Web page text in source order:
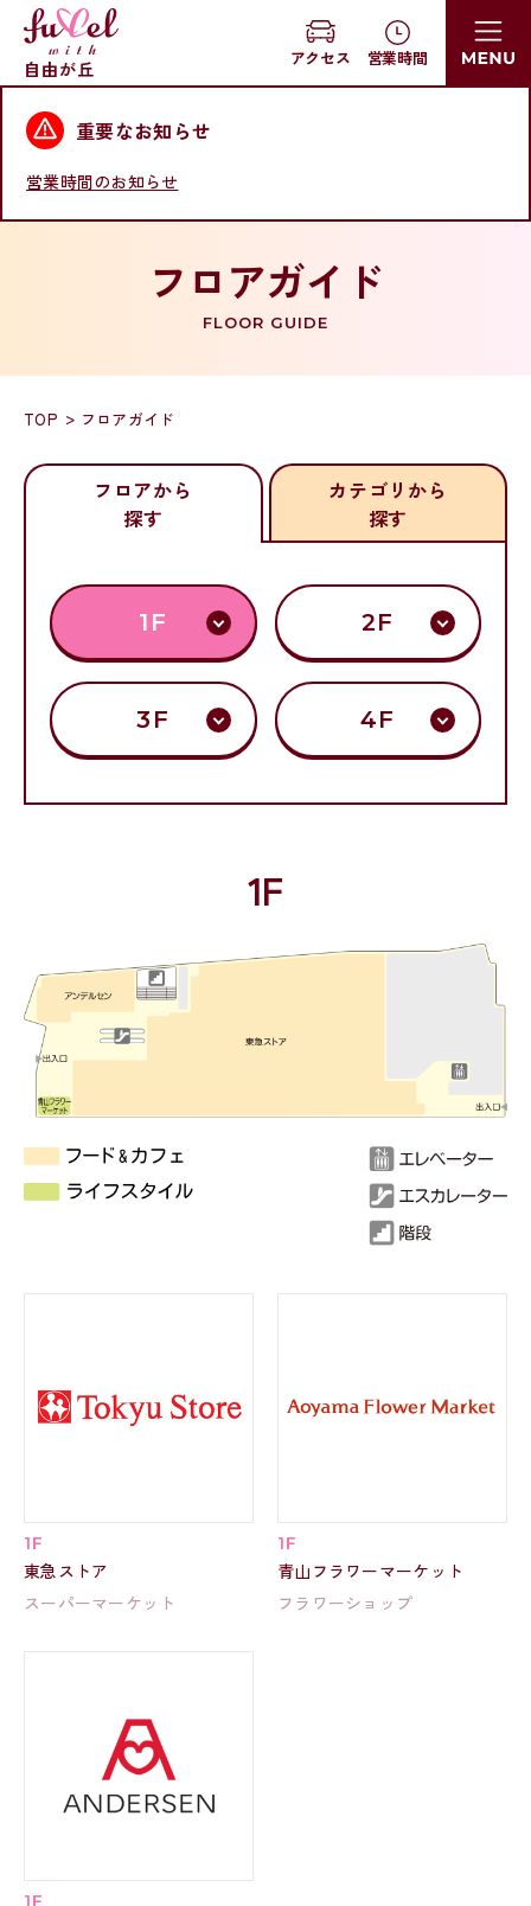
自由が丘 アクセス 営業時間
重要なお知らせ
営業時間のお知らせ
フロアガイド
FLOOR GUIDE
TOP フロアガイド
フロアから
探す
カテゴリから
探す
1F 2F
3F 4F
1F
1F
東急ストア
スーパーマーケット
1F
青山フラワーマーケット
フラワーショップ
1F